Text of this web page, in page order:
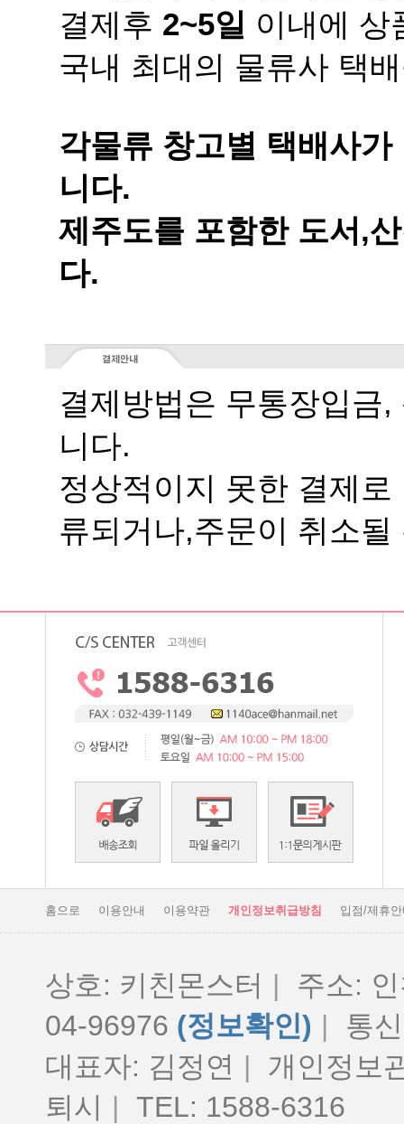
결제후 2~5일 이내에 상
국내 최대의 물류사 택
니다.
다.
니다.
류되거나,주문이 취소될
홈으로 이용안내 이용약관 개인정보취급방침 입점/제휴
상호: 키친몬스터 |
주소:
04-96976 (정보확인) |
통
대표자: 김정연 |
개인정보
퇴시
| TEL: 1588-6316